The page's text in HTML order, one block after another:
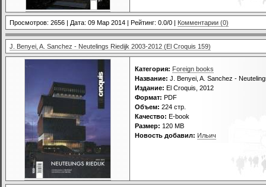
Просмотров: 2656 | Дата: 09 Мар 2014 | Рейтинг: 0.0/0 | Комментарии (0)
J. Benyei, A. Sanchez - Neutelings Riedijk 2003-2012 (El Croquis 159)
Категория: Foreign books
Название: J. Benyei, A. Sanchez -
Издание: El Croquis, 2012
Формат: PDF
Объем: 224 стр.
Качество: E-book
Размер: 120 МВ
Новость добавил: Ильич